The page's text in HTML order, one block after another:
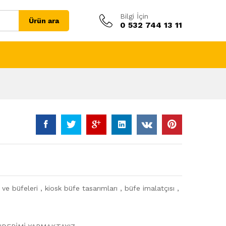
Ürün ara
Bilgi İçin
0 532 744 13 11
büfeleri , kiosk büfe tasarımları , büfe imalatçısı ,